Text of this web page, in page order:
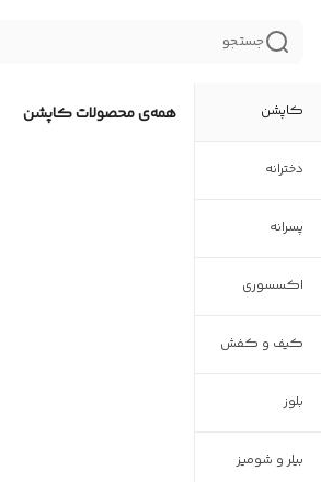
جستجو
کاپشن
دخترانه
پسرانه
اکسسوری
کیف و کفش
بلوز
بیلر و شومیز
همه‌ی محصولاتکاپشن